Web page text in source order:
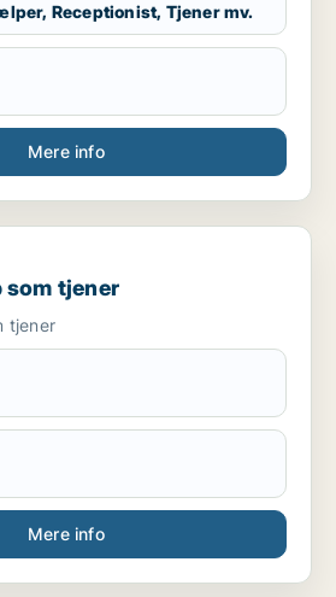
Receptionist, Tjener mv.
Mere info
som tjener
tjener
Mere info